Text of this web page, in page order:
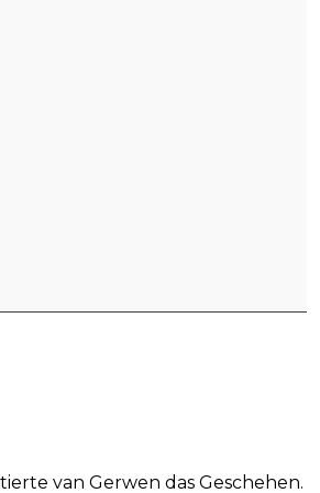
van Gerwen das Geschehen.